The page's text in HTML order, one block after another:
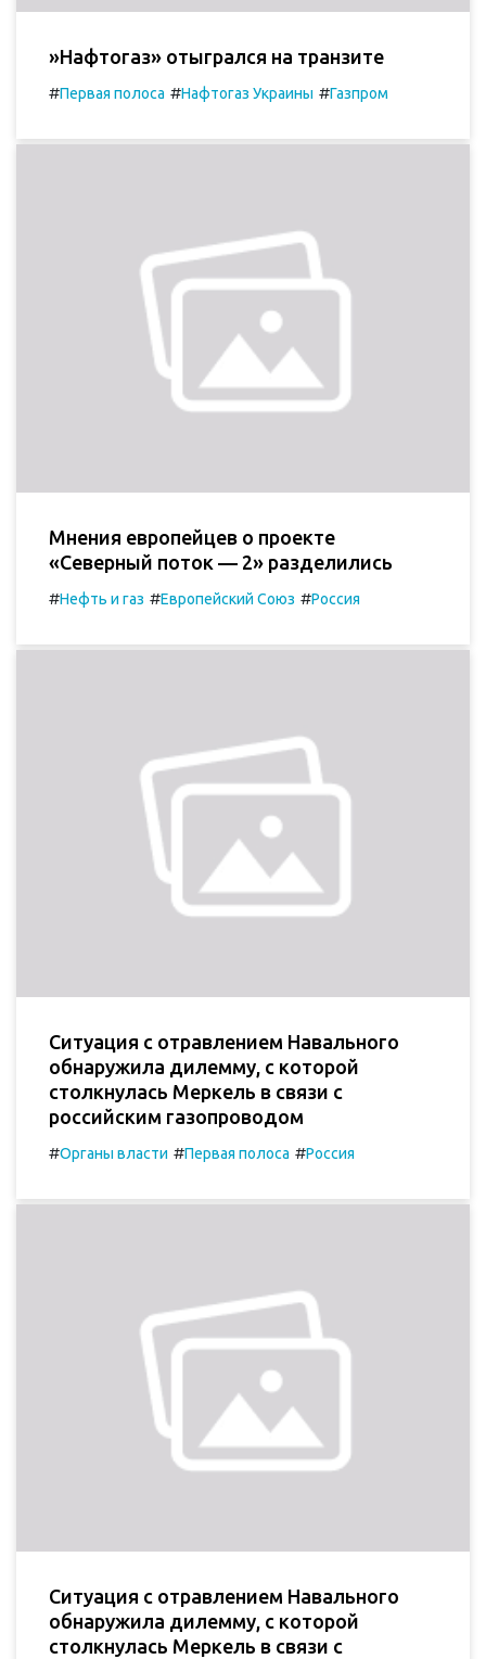
»Нафтогаз» отыгрался на транзите
#Первая полоса #Нафтогаз Украины #Газпром
Мнения европейцев о проекте
«Северный поток — 2» разделились
#Нефть и газ #Европейский Союз #Россия
Ситуация с отравлением Навального
обнаружила дилемму, с которой
столкнулась Меркель в связи с
российским газопроводом
#Органы власти #Первая полоса #Россия
Ситуация с отравлением Навального
обнаружила дилемму, с которой
столкнулась Меркель в связи с